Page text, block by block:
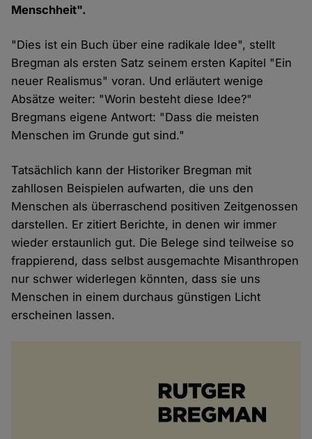
Menschheit".
"Dies ist ein Buch über eine radikale Idee", stellt
Bregman als ersten Satz seinem ersten Kapitel "Ein
neuer Realismus" voran. Und erläutert wenige
Absätze weiter: "Worin besteht diese Idee?"
Bregmans eigene Antwort: "Dass die meisten
Menschen im Grunde gut sind."
Tatsächlich kann der Historiker Bregman mit
zahllosen Beispielen aufwarten, die uns den
Menschen als überraschend positiven Zeitgenossen
darstellen. Er zitiert Berichte, in denen wir immer
wieder erstaunlich gut. Die Belege sind teilweise so
frappierend, dass selbst ausgemachte Misanthropen
nur schwer widerlegen könnten, dass sie uns
Menschen in einem durchaus günstigen Licht
erscheinen lassen.